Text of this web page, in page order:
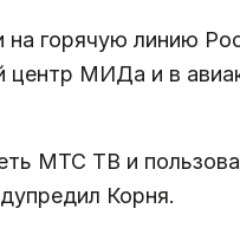
горячую линию
МИДа и в
МТС ТВ и
Корня.